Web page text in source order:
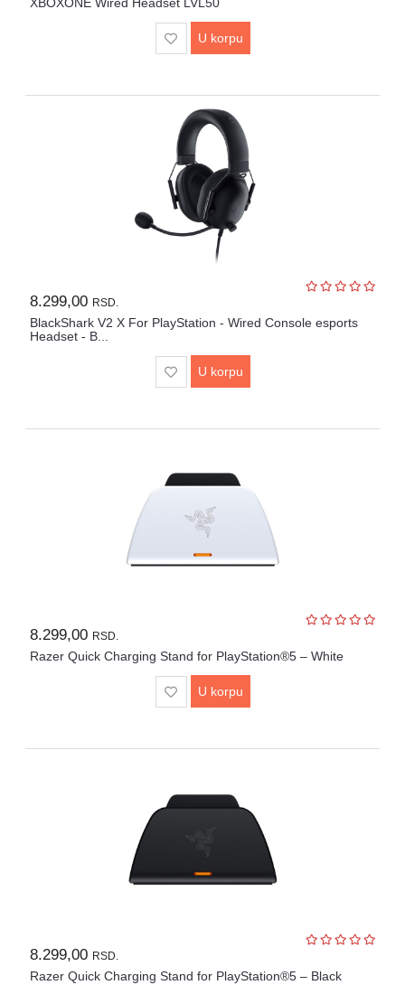
XBOXONE Wired Headset LVL50
U korpu
8.299,00 RSD.
BlackShark V2 X For PlayStation - Wired Console esports
Headset - B...
U korpu
8.299,00 RSD.
Razer Quick Charging Stand for PlayStation®5 – White
U korpu
8.299,00 RSD.
Razer Quick Charging Stand for PlayStation®5 – Black